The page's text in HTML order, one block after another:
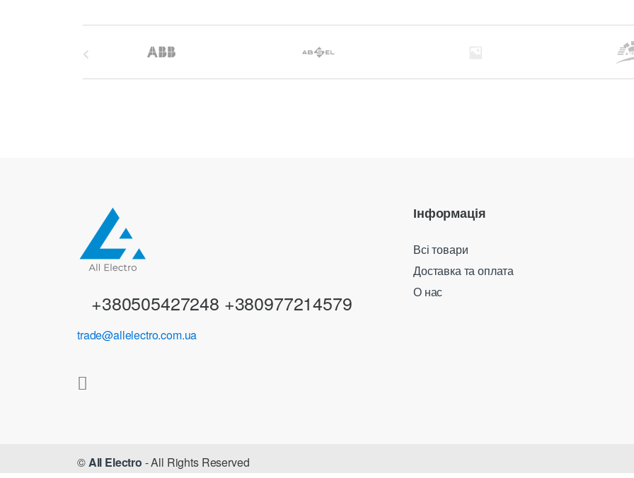
+380505427248 +380977214579
trade@allelectro.com.ua
Інформація
Всі товари
Доставка та оплата
О нас
©All Electro - All Rights Reserved